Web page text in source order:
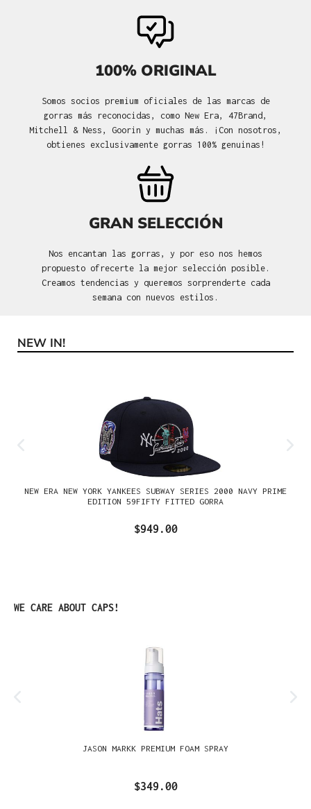
100% ORIGINAL
Somos socios premium oficiales de las marcas de
gorras más reconocidas, como New Era, 47Brand,
Mitchell & Ness, Goorin y muchas más. ¡Con nosotros,
obtienes exclusivamente gorras 100% genuinas!
GRAN SELECCIÓN
Nos encantan las gorras, y por eso nos hemos
propuesto ofrecerte la mejor selección posible.
Creamos tendencias y queremos sorprenderte cada
semana con nuevos estilos.
Omitir la galería de productos
NEW IN!
NEW ERA NEW YORK YANKEES SUBWAY SERIES 2000 NAVY PRIME
EDITION 59FIFTY FITTED GORRA
$949.00
Omitir la galería de productos
WE CARE ABOUT CAPS!
JASON MARKK PREMIUM FOAM SPRAY
$349.00